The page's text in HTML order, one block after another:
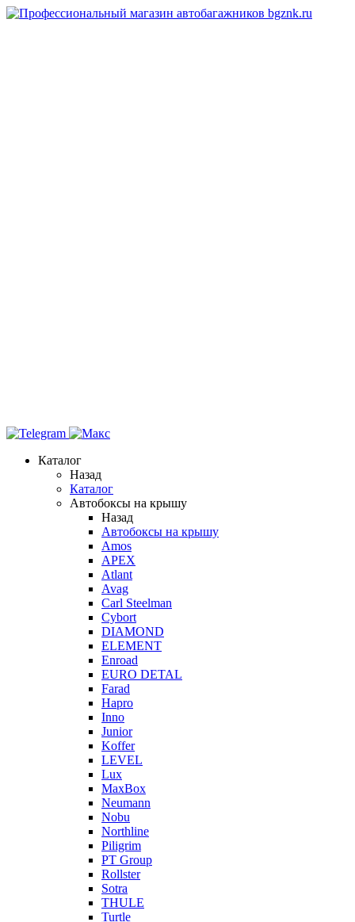
Каталог
Назад
Каталог
Автобоксы на крышу
Назад
Автобоксы на крышу
Amos
APEX
Atlant
Avag
Carl Steelman
Cybort
DIAMOND
ELEMENT
Enroad
EURO DETAL
Farad
Hapro
Inno
Junior
Koffer
LEVEL
Lux
MaxBox
Neumann
Nobu
Northline
Piligrim
PT Group
Rollster
Sotra
THULE
Turtle